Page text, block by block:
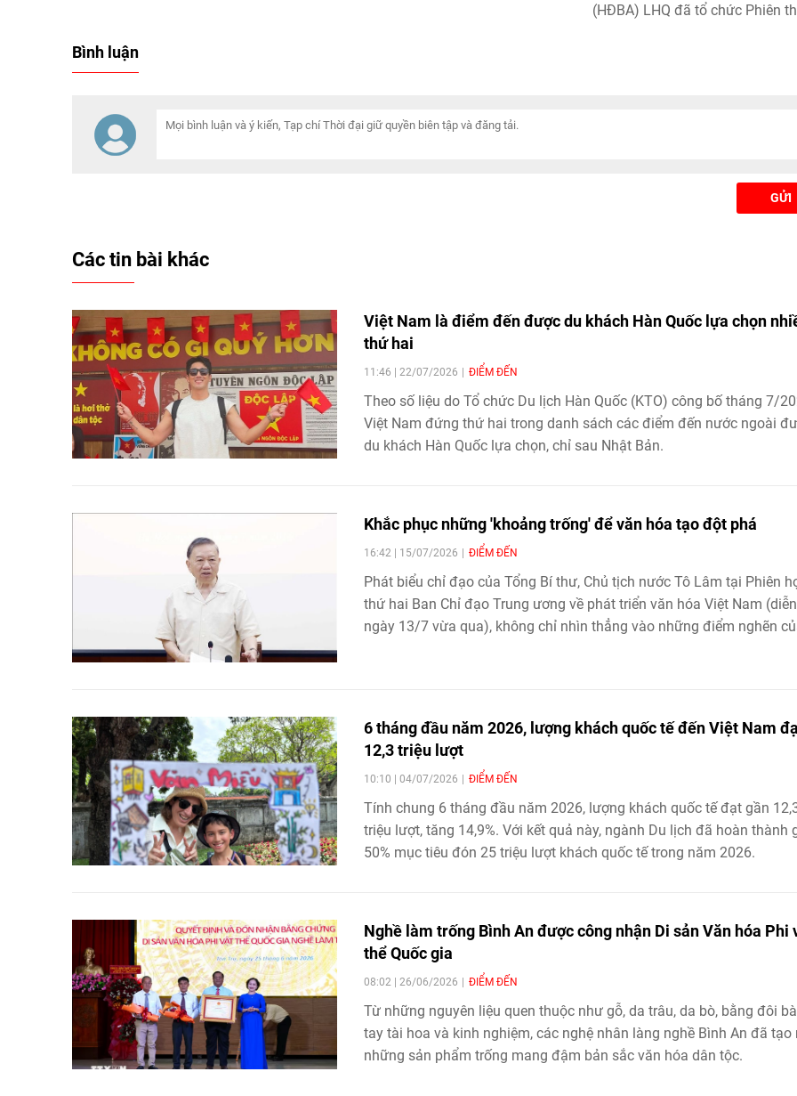
xây dựng Cộng đồng ASEAN.
(HĐBA) LHQ đã tổ chức Phiên
Bình luận
GỬI
Các tin bài khác
Việt Nam là điểm đến được du khách Hàn Quốc lựa chọn
thứ hai
11:46 | 22/07/2026 ĐIỂM ĐẾN
Theo số liệu do Tổ chức Du lịch Hàn Quốc (KTO) công bố tháng 7/
Việt Nam đứng thứ hai trong danh sách các điểm đến nước ngoài
du khách Hàn Quốc lựa chọn, chỉ sau Nhật Bản.
Khắc phục những 'khoảng trống' để văn hóa tạo đột phá
16:42 | 15/07/2026 ĐIỂM ĐẾN
Phát biểu chỉ đạo của Tổng Bí thư, Chủ tịch nước Tô Lâm tại Phiên
thứ hai Ban Chỉ đạo Trung ương về phát triển văn hóa Việt Nam
ngày 13/7 vừa qua), không chỉ nhìn thẳng vào những điểm nghẽn
6 tháng đầu năm 2026, lượng khách quốc tế đến Việt Nam
12,3 triệu lượt
10:10 | 04/07/2026 ĐIỂM ĐẾN
Tính chung 6 tháng đầu năm 2026, lượng khách quốc tế đạt gần
triệu lượt, tăng 14,9%. Với kết quả này, ngành Du lịch đã hoàn thành
50% mục tiêu đón 25 triệu lượt khách quốc tế trong năm 2026.
Nghề làm trống Bình An được công nhận Di sản Văn hóa Phi
thể Quốc gia
08:02 | 26/06/2026 ĐIỂM ĐẾN
Từ những nguyên liệu quen thuộc như gỗ, da trâu, da bò, bằng đôi
tay tài hoa và kinh nghiệm, các nghệ nhân làng nghề Bình An đã tạo
những sản phẩm trống mang đậm bản sắc văn hóa dân tộc.